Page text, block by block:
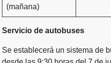
(mañana)
Servicio de autobuses
Se establecerá un sistema de